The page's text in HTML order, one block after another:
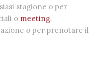
stagione o per
o meeting.
o per prenotare il